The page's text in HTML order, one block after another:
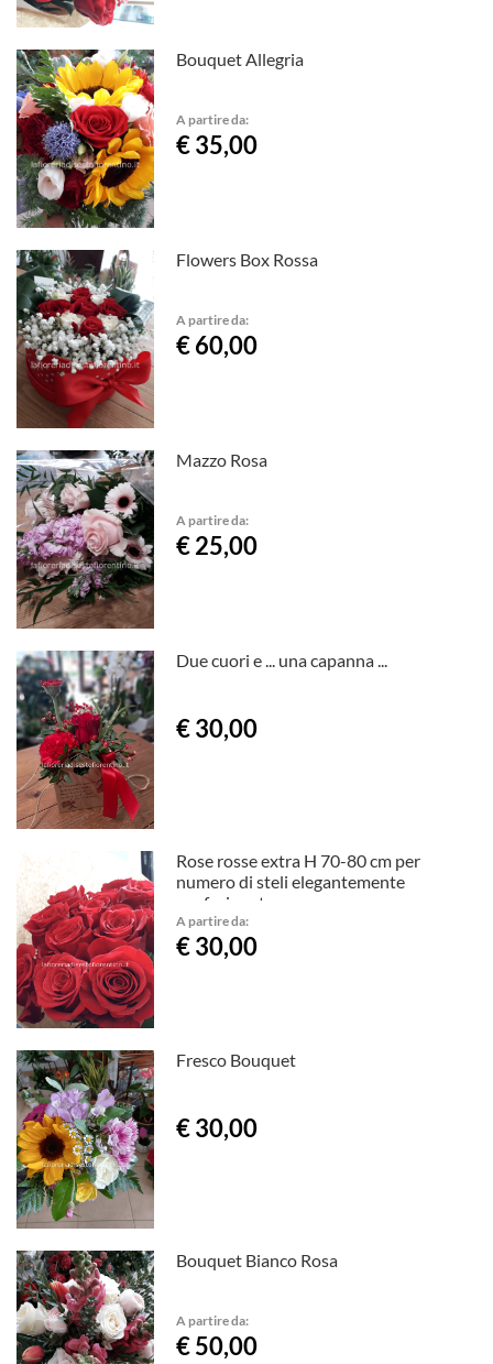
Bouquet Allegria
A partire da:
€ 35,00
Flowers Box Rossa
A partire da:
€ 60,00
Mazzo Rosa
A partire da:
€ 25,00
Due cuori e ... una capanna ...
€ 30,00
Rose rosse extra H 70-80 cm per
numero di steli elegantemente
confezionate
A partire da:
€ 30,00
Fresco Bouquet
€ 30,00
Bouquet Bianco Rosa
A partire da:
€ 50,00